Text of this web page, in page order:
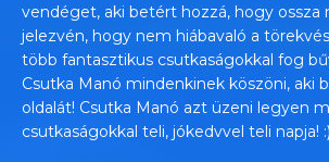
vendéget, aki betért hozzá, hogy ossza
jelezvén, hogy nem hiábavaló a
több fantasztikus csutkaságokkal fog
Csutka Manó mindenkinek köszöni, aki
oldalát! Csutka Manó azt üzeni legyen
csutkaságokkal teli, jókedvvel teli napja! :)